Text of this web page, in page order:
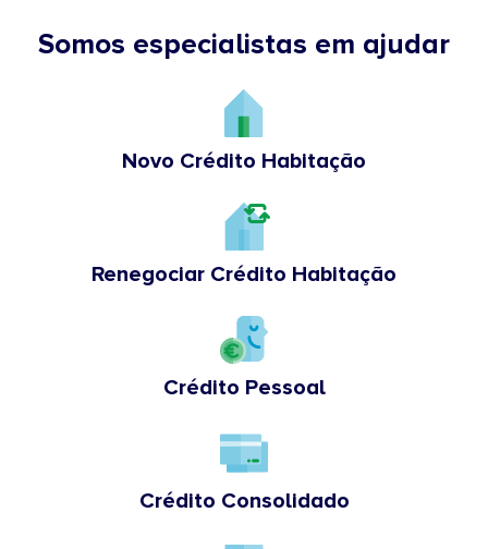
Somos especialistas em ajudar
Novo Crédito Habitação
Renegociar Crédito Habitação
Crédito Pessoal
Crédito Consolidado